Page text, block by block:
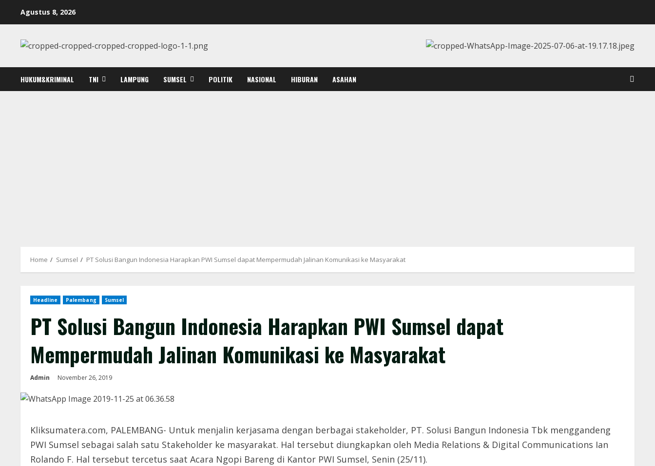
Agustus 8, 2026
HUKUM&KRIMINAL TNI LAMPUNG SUMSEL POLITIK NASIONAL HIBURAN ASAHAN
Home Sumsel PT Solusi Bangun Indonesia Harapkan PWI Sumsel dapat Mempermudah Jalinan Komunikasi ke Masyarakat
Headline Palembang Sumsel
PT Solusi Bangun Indonesia Harapkan PWI Sumsel dapat
Mempermudah Jalinan Komunikasi ke Masyarakat
Admin November 26, 2019
Kliksumatera.com, PALEMBANG- Untuk menjalin kerjasama dengan berbagai stakeholder, PT. Solusi Bangun Indonesia Tbk menggandeng
PWI Sumsel sebagai salah satu Stakeholder ke masyarakat. Hal tersebut diungkapkan oleh Media Relations & Digital Communications Ian
Rolando F. Hal tersebut tercetus saat Acara Ngopi Bareng di Kantor PWI Sumsel, Senin (25/11).